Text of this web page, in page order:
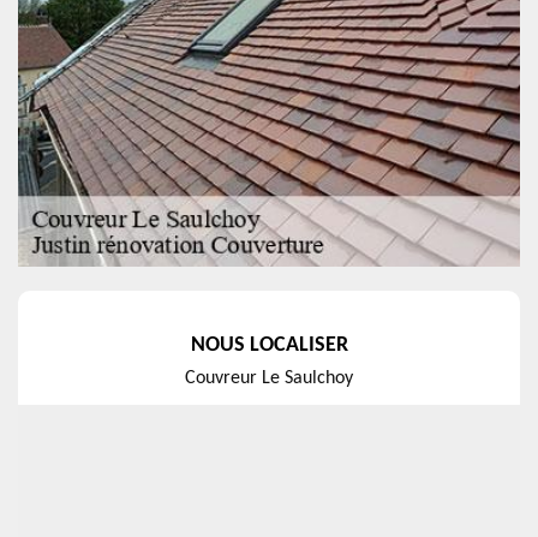
NOUS LOCALISER
Couvreur Le Saulchoy